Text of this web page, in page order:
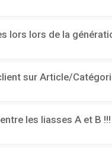
lors lors de la
sur Article/
les liasses A et B